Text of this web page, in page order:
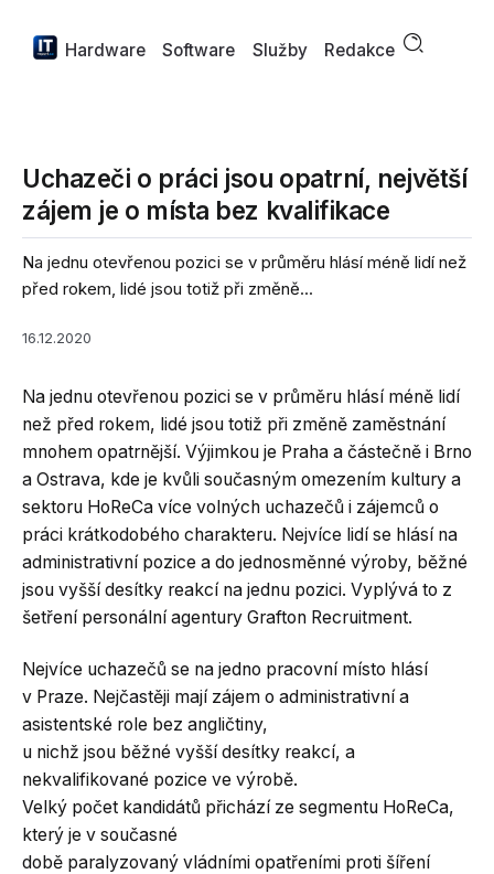
Hardware Software Služby Redakce
Uchazeči o práci jsou opatrní, největší
zájem je o místa bez kvalifikace
Na jednu otevřenou pozici se v průměru hlásí méně lidí než
před rokem, lidé jsou totiž při změně...
16.12.2020
Na jednu otevřenou pozici se v průměru hlásí méně lidí
než před rokem, lidé jsou totiž při změně zaměstnání
mnohem opatrnější. Výjimkou je Praha a částečně i Brno
a Ostrava, kde je kvůli současným omezením kultury a
sektoru HoReCa více volných uchazečů i zájemců o
práci krátkodobého charakteru. Nejvíce lidí se hlásí na
administrativní pozice a do jednosměnné výroby, běžné
jsou vyšší desítky reakcí na jednu pozici. Vyplývá to z
šetření personální agentury Grafton Recruitment.
Nejvíce uchazečů se na jedno pracovní místo hlásí
v Praze. Nejčastěji mají zájem o administrativní a
asistentské role bez angličtiny,
u nichž jsou běžné vyšší desítky reakcí, a
nekvalifikované pozice ve výrobě.
Velký počet kandidátů přichází ze segmentu HoReCa,
který je v současné
době paralyzovaný vládními opatřeními proti šíření